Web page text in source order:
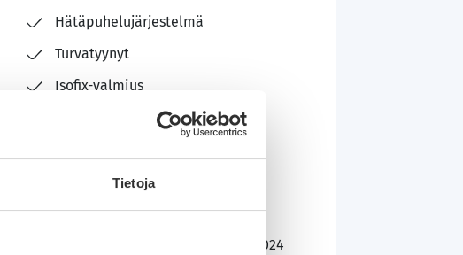
Tietoja
Hätäpuhelujärjestelmä
Turvatyynyt
Isofix-valmius
Luistonestojärjestelmä
Aluvanteet kesärenkaissa
Tuonti-auto (Saksa)
Käyttöönottopäivämäärä: 21.11.2024